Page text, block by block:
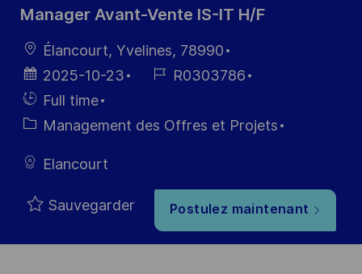
Manager Avant-Vente IS-IT H/F
localisation
Élancourt, Yvelines, 78990
Date
d’affichage
2025-10-23
Référence
R0303786
Hiring
Type
Full time
Catégorie
Management des Offres et Projets
Elancourt
Sauvegarder Postulez maintenant